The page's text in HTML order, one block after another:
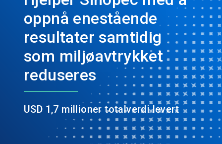
oppnå enestående
resultater samtidig
som miljøavtrykket
reduseres
USD 1,7 millioner totalverdi levert